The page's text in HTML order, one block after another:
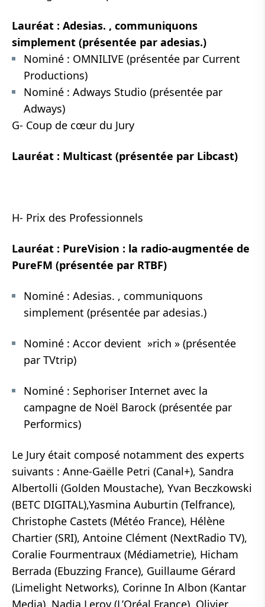
Lauréat : Adesias. , communiquons
simplement (présentée par adesias.)
Nominé : OMNILIVE (présentée par Current
Productions)
Nominé : Adways Studio (présentée par
Adways)
G- Coup de cœur du Jury
Lauréat : Multicast (présentée par Libcast)
H- Prix des Professionnels
Lauréat : PureVision : la radio-augmentée de
PureFM (présentée par RTBF)
Nominé : Adesias. , communiquons
simplement (présentée par adesias.)
Nominé : Accor devient »rich » (présentée
par TVtrip)
Nominé : Sephoriser Internet avec la
campagne de Noël Barock (présentée par
Performics)
Le Jury était composé notamment des experts
suivants : Anne-Gaëlle Petri (Canal+), Sandra
Albertolli (Golden Moustache), Yvan Beczkowski
(BETC DIGITAL),Yasmina Auburtin (Telfrance),
Christophe Castets (Météo France), Hélène
Chartier (SRI), Antoine Clément (NextRadio TV),
Coralie Fourmentraux (Médiametrie), Hicham
Berrada (Ebuzzing France), Guillaume Gérard
(Limelight Networks), Corinne In Albon (Kantar
Media), Nadia Leroy (L’Oréal France), Olivier